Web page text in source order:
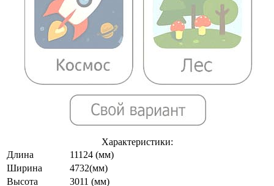
Характеристики:
Длина
11124 (мм)
Ширина
4732(мм)
Высота
3011 (мм)